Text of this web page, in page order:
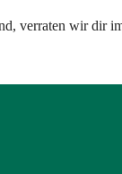
verraten wir dir